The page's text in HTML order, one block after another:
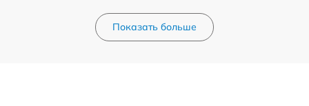
Показать больше